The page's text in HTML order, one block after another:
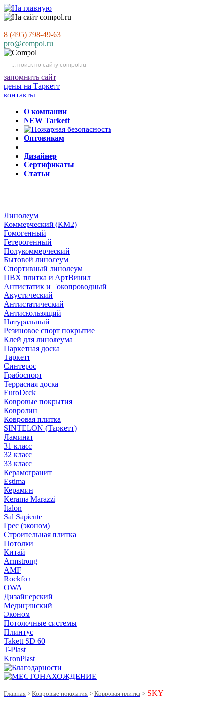
8 (495) 798-49-63
pro@compol.ru
запомнить сайт
цены на Таркетт
контакты
О компании
NEW Tarkett
Оптовикам
Дизайнер
Сертификаты
Статьи
Линолеум
Коммерческий (КМ2)
Гомогенный
Гетерогенный
Полукоммерческий
Бытовой линолеум
Спортивный линолеум
ПВХ плитка и АртВинил
Антистатик и Токопроводный
Акустический
Антистатический
Антискользящий
Натуральный
Резиновое спорт покрытие
Клей для линолеума
Паркетная доска
Таркетт
Синтерос
Грабоспорт
Террасная доска
EuroDeck
Ковровые покрытия
Ковролин
Ковровая плитка
SINTELON (Таркетт)
Ламинат
31 класс
32 класс
33 класс
Керамогранит
Estima
Керамин
Kerama Marazzi
Italon
Sal Sapiente
Грес (эконом)
Строительная плитка
Потолки
Китай
Armstrong
AMF
Rockfon
OWA
Дизайнерский
Медицинский
Эконом
Потолочные системы
Плинтус
Takett SD 60
T-Plast
KronPlast
Главная > Ковровые покрытия > Ковровая плитка > SKY